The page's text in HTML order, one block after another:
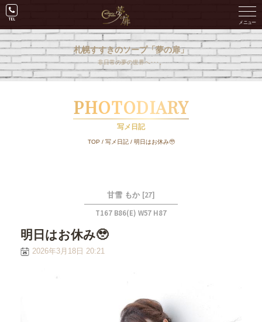
札幌すすきのソープ「夢の扉」
非日常の夢の世界へ･･･。
PHOTODIARY
写メ日記
TOP / 写メ日記/ 明日はお休み🥹
甘雪 もか [27]
T167 B86(E) W57 H87
明日はお休み🥹
2026年3月18日 20:21